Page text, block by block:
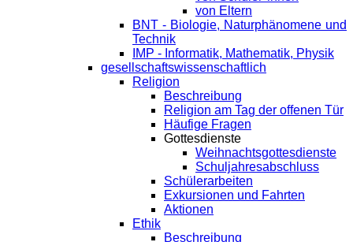
von Eltern
BNT - Biologie, Naturphänomene und
Technik
IMP - Informatik, Mathematik, Physik
gesellschaftswissenschaftlich
Religion
Beschreibung
Religion am Tag der offenen Tür
Häufige Fragen
Gottesdienste
Weihnachtsgottesdienste
Schuljahresabschluss
Schülerarbeiten
Exkursionen und Fahrten
Aktionen
Ethik
Beschreibung